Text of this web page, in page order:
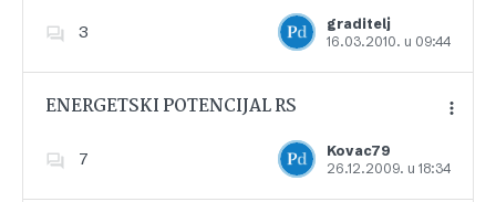
3
graditelj
16.03.2010. u 09:44
Dodajte u favorite
ENERGETSKI POTENCIJAL RS
7
Kovac79
26.12.2009. u 18:34
Dodajte u favorite